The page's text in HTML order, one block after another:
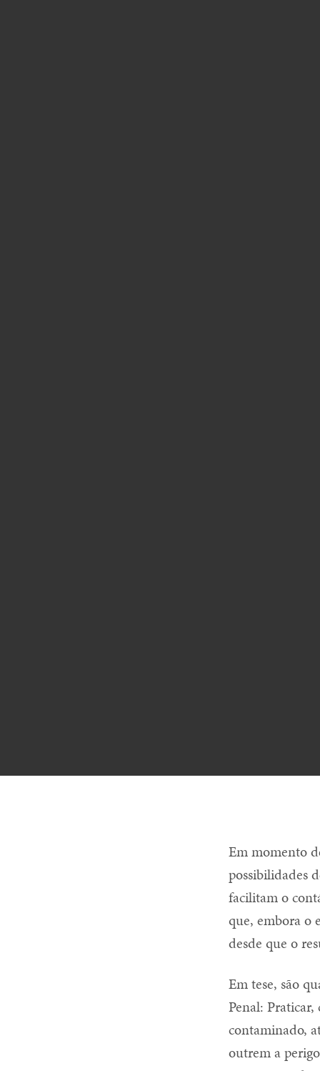
Em momento
possibilidades
facilitam o
que, embora o
desde que o
Em tese, são
Penal:
contaminado,
outrem a